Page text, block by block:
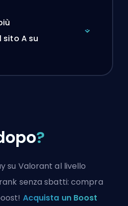
A su
?
su Valorant al livello
senza sbatti: compra
Acquista un Boost